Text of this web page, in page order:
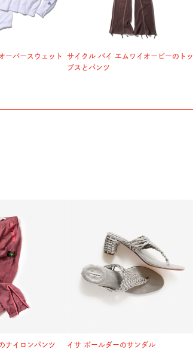
ーバースウェット
サイクル バイ エムワイオービーのトッ
プスとパンツ
ナイロンパンツ イサ ボールダーのサンダル